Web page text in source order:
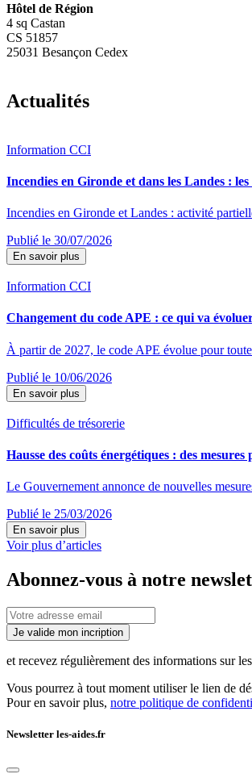
Hôtel de Région
4 sq Castan
CS 51857
25031 Besançon Cedex
Actualités
Information CCI
Incendies en Gironde et dans les Landes :
Incendies en Gironde et Landes : activité
Publié le 30/07/2026
En savoir plus
Information CCI
Changement du code APE : ce qui va
À partir de 2027, le code APE évolue pour
Publié le 10/06/2026
En savoir plus
Difficultés de trésorerie
Hausse des coûts énergétiques : des
Le Gouvernement annonce de nouvelles
Publié le 25/03/2026
En savoir plus
Voir plus d’articles
Abonnez-vous à notre
Je valide mon incription
et recevez régulièrement des informations sur
Vous pourrez à tout moment utiliser le lien de
Pour en savoir plus, notre politique de
Newsletter les-aides.fr